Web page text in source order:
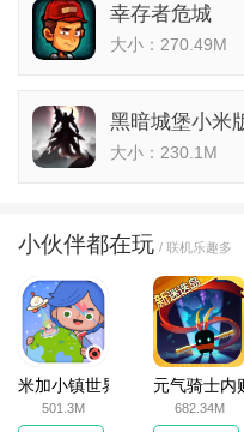
幸存者危城
大小：270.49M
黑暗城堡小米
大小：230.1M
小伙伴都在玩 / 联机乐趣多
米加小镇世界2025官方版
501.3M
元气骑士内
682.34M